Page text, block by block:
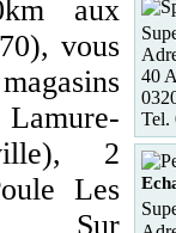
aux
vous
ville), 2
Les
Sur
40
Tel.